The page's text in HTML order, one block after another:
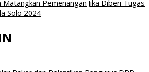
Matangkan Pemenangan Jika Diberi Tugas
Solo 2024